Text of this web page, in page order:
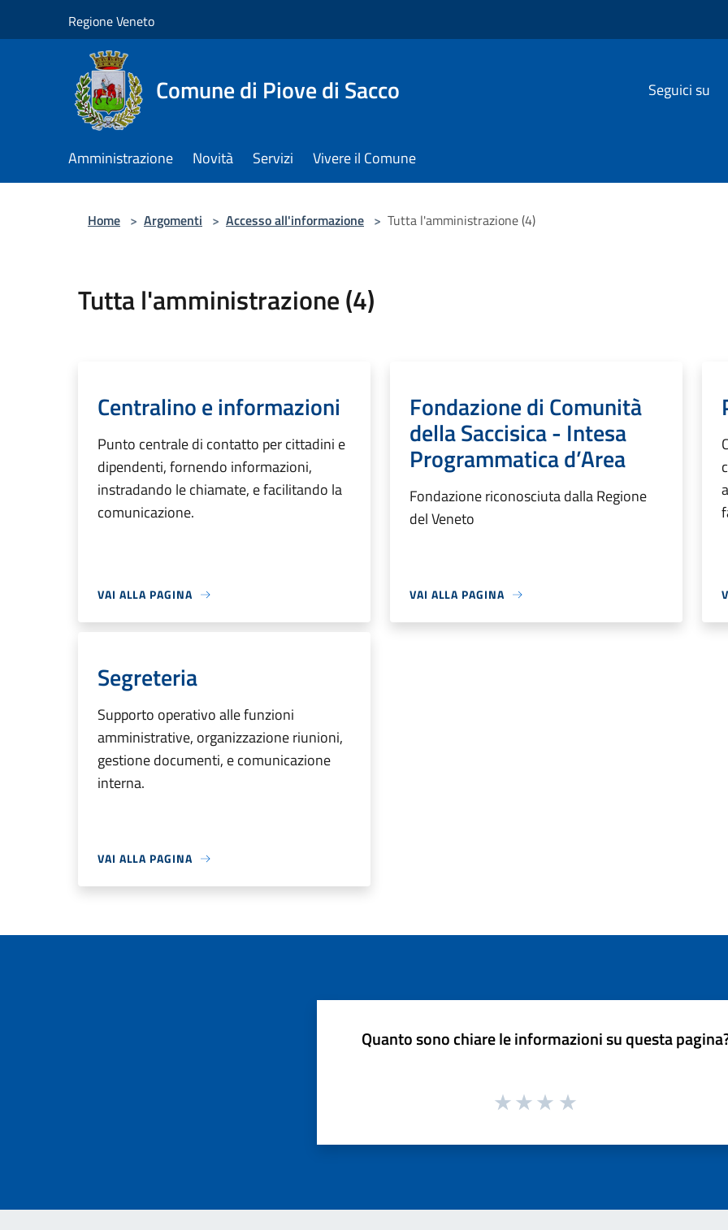
Regione Veneto
Comune di Piove di Sacco Seguici su
Amministrazione Novità Servizi Vivere il Comune
Home > Argomenti > Accesso all'informazione > Tutta l'amministrazione (4)
Tutta l'amministrazione (4)
Centralino e informazioni
Punto centrale di contatto per cittadini e
dipendenti, fornendo informazioni,
instradando le chiamate, e facilitando la
comunicazione.
VAI ALLA PAGINA
Fondazione di Comunità
della Saccisica - Intesa
Programmatica d’Area
Fondazione riconosciuta dalla Regione
del Veneto
VAI ALLA PAGINA
Segreteria
Supporto operativo alle funzioni
amministrative, organizzazione riunioni,
gestione documenti, e comunicazione
interna.
VAI ALLA PAGINA
Quanto sono chiare le informazioni su questa